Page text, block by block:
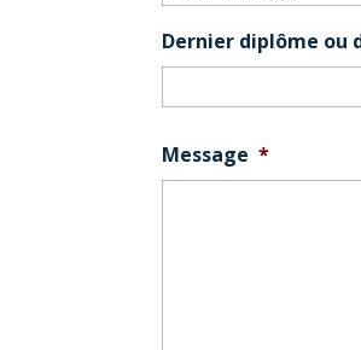
Dernier diplôme ou
Message *